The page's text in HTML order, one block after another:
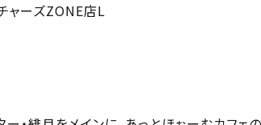
ャーズZONE店L